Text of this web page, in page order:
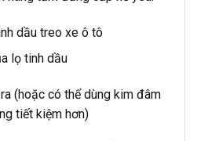
dầu treo xe ô tô
lọ tinh dầu
(hoặc có thể dùng kim đâm
tiết kiệm hơn)